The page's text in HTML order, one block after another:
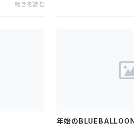
続きを読む
年始の